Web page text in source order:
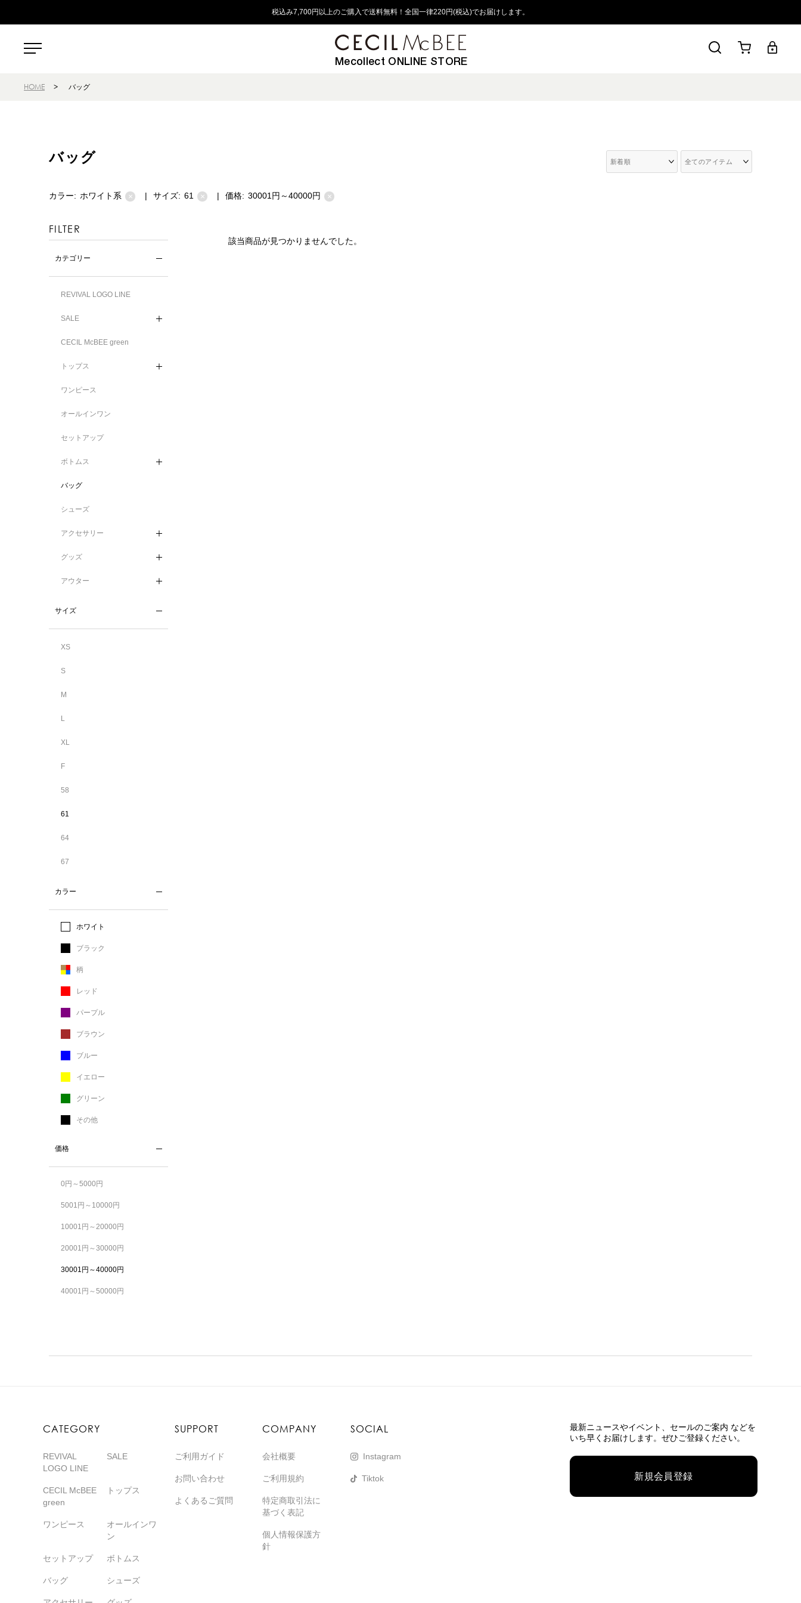
税込み7,700円以上のご購入で送料無料！全国一律220円(税込)でお届けします。
Mecollect ONLINE STORE
HOME > バッグ
バッグ
カラー: ホワイト系 × | サイズ: 61 × | 価格: 30001円～40000円 ×
FILTER
カテゴリー
REVIVAL LOGO LINE
SALE
CECIL McBEE green
トップス
ワンピース
オールインワン
セットアップ
ボトムス
バッグ
シューズ
アクセサリー
グッズ
アウター
サイズ
XS
S
M
L
XL
F
58
61
64
67
カラー
ホワイト
ブラック
柄
レッド
パープル
ブラウン
ブルー
イエロー
グリーン
その他
価格
0円～5000円
5001円～10000円
10001円～20000円
20001円～30000円
30001円～40000円
40001円～50000円
該当商品が見つかりませんでした。
CATEGORY
REVIVAL
LOGO LINE
SALE
CECIL McBEE
green
トップス
ワンピース
オールインワ
ン
セットアップ ボトムス
バッグ シューズ
SUPPORT
ご利用ガイド
お問い合わせ
よくあるご質問
COMPANY
会社概要
ご利用規約
特定商取引法に
基づく表記
個人情報保護方
針
SOCIAL
Instagram
Tiktok
最新ニュースやイベント、 セールのご案内 などを
いち早くお届けします。ぜひご登録ください。
新規会員登録